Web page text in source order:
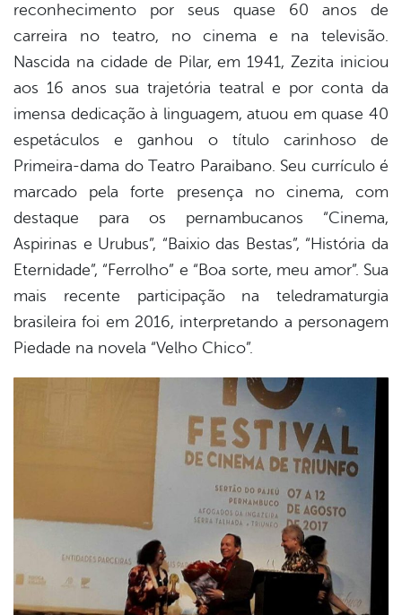
reconhecimento por seus quase 60 anos de
carreira no teatro, no cinema e na televisão.
Nascida na cidade de Pilar, em 1941, Zezita iniciou
aos 16 anos sua trajetória teatral e por conta da
imensa dedicação à linguagem, atuou em quase 40
espetáculos e ganhou o título carinhoso de
Primeira-dama do Teatro Paraibano. Seu currículo é
marcado pela forte presença no cinema, com
destaque para os pernambucanos “Cinema,
Aspirinas e Urubus”, “Baixio das Bestas”, “História da
Eternidade”, “Ferrolho” e “Boa sorte, meu amor”. Sua
mais recente participação na teledramaturgia
brasileira foi em 2016, interpretando a personagem
Piedade na novela “Velho Chico”.